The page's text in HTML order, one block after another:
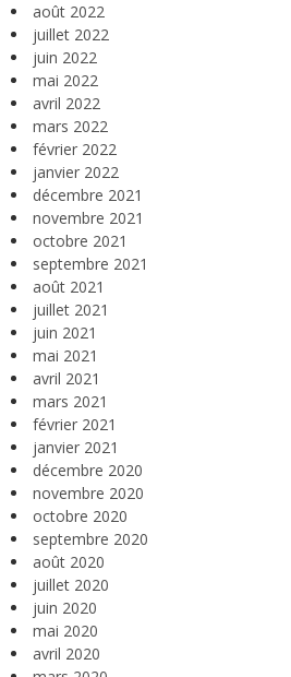
août 2022
juillet 2022
juin 2022
mai 2022
avril 2022
mars 2022
février 2022
janvier 2022
décembre 2021
novembre 2021
octobre 2021
septembre 2021
août 2021
juillet 2021
juin 2021
mai 2021
avril 2021
mars 2021
février 2021
janvier 2021
décembre 2020
novembre 2020
octobre 2020
septembre 2020
août 2020
juillet 2020
juin 2020
mai 2020
avril 2020